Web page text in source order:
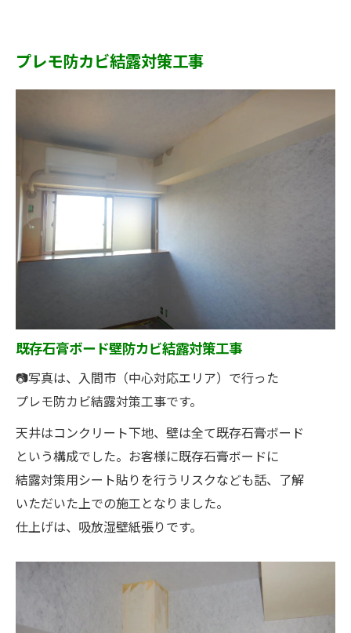
プレモ防カビ結露対策工事
既存石膏ボード壁防カビ結露対策工事
📷写真は、入間市（中心対応エリア）で行った
プレモ防カビ結露対策工事です。
天井はコンクリート下地、壁は全て既存石膏ボード
という構成でした。お客様に既存石膏ボードに
結露対策用シート貼りを行うリスクなども話、了解
いただいた上での施工となりました。
仕上げは、吸放湿壁紙張りです。